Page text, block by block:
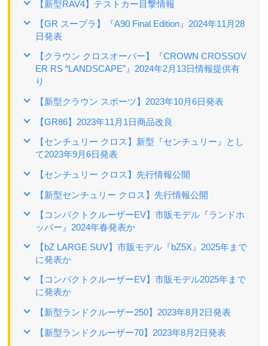
【新型RAV4】テストカー目撃情報
【GR スープラ】『A90 Final Edition』2024年11月28
日発表
【クラウン クロスオーバー】『CROWN CROSSOV
ER RS “LANDSCAPE”』2024年2月13日情報提供有
り
【新型クラウン スポーツ】2023年10月6日発表
【GR86】2023年11月1日商品改良
【センチュリー クロス】新型『センチュリー』とし
て2023年9月6日発表
【センチュリー クロス】先行情報公開
【新型センチュリー クロス】先行情報公開
【コンパクトクルーザーEV】市販モデル『ランドホ
ッパー』2024年春発表か
【bZ LARGE SUV】市販モデル『bZ5X』2025年まで
に発表か
【コンパクトクルーザーEV】市販モデル2025年まで
に発表か
【新型ランドクルーザー250】2023年8月2日発表
【新型ランドクルーザー70】2023年8月2日発表